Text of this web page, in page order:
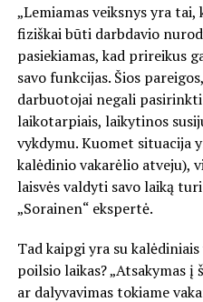
„Lemiamas veiksnys yra
fiziškai būti darbdavio
pasiekiamas, kad prireikus
savo funkcijas. Šios
darbuotojai negali
laikotarpiais, laikytinos
vykdymu. Kuomet situacija
kalėdinio vakarėlio atveju),
laisvės valdyti savo laiką
„Sorainen“ ekspertė.
Tad kaipgi yra su
poilsio laikas? „Atsakymas
ar dalyvavimas tokiame